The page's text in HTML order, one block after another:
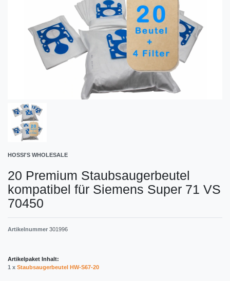
HOSSI'S WHOLESALE
20 Premium Staubsaugerbeutel
kompatibel für Siemens Super 71 VS
70450
Artikelnummer 301996
Artikelpaket Inhalt:
1 x Staubsaugerbeutel HW-S67-20